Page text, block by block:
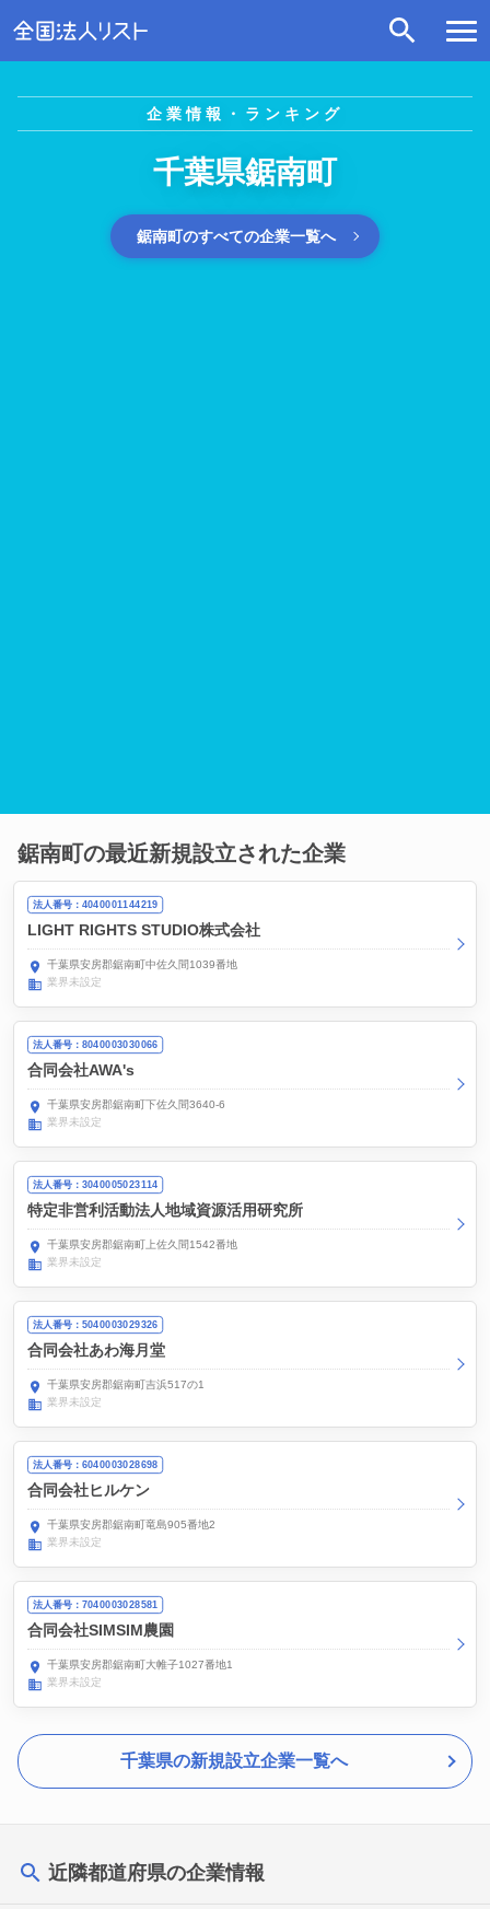
企業情報・ランキング
千葉県鋸南町
鋸南町のすべての企業一覧へ
鋸南町の最近新規設立された企業
法人番号：4040001144219
LIGHT RIGHTS STUDIO株式会社
千葉県安房郡鋸南町中佐久間1039番地
業界未設定
法人番号：8040003030066
合同会社AWA's
千葉県安房郡鋸南町下佐久間3640-6
業界未設定
法人番号：3040005023114
特定非営利活動法人地域資源活用研究所
千葉県安房郡鋸南町上佐久間1542番地
業界未設定
法人番号：5040003029326
合同会社あわ海月堂
千葉県安房郡鋸南町吉浜517の1
業界未設定
法人番号：6040003028698
合同会社ヒルケン
千葉県安房郡鋸南町竜島905番地2
業界未設定
法人番号：7040003028581
合同会社SIMSIM農園
千葉県安房郡鋸南町大帷子1027番地1
業界未設定
千葉県の新規設立企業一覧へ
近隣都道府県の企業情報